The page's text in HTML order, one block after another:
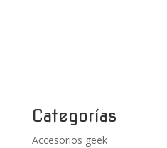
Categorías
Accesorios geek